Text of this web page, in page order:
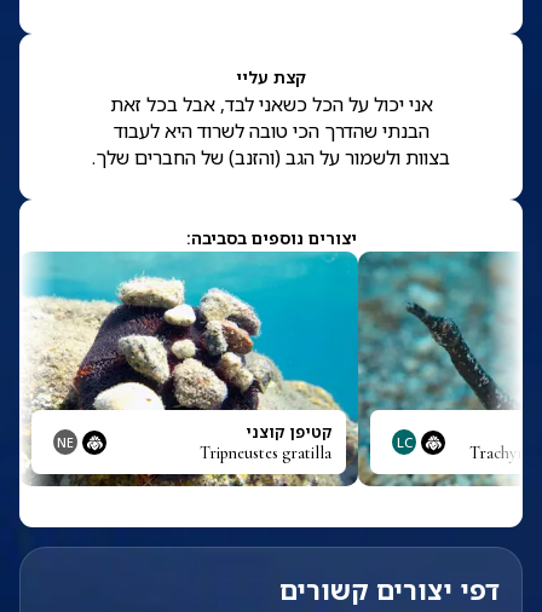
קצת עליי
אני יכול על הכל כשאני לבד, אבל בכל זאת
הבנתי שהדרך הכי טובה לשרוד היא לעבוד
בצוות ולשמור על הגב (והזנב) של החברים שלך.
יצורים נוספים בסביבה:
LC קטיפן קוצני
Tripneustes gratilla
NE
דפי יצורים קשורים